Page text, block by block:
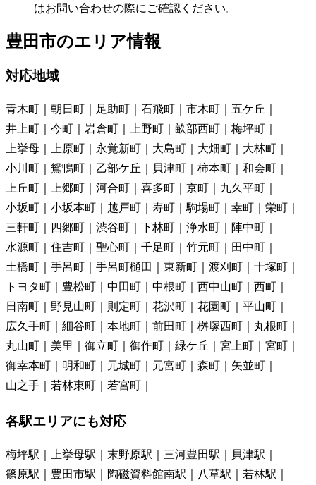
はお問い合わせの際にご確認ください。
豊田市のエリア情報
対応地域
青木町 朝日町 足助町 石飛町 市木町
五ケ丘
井上町
今町 岩倉町 上野町 畝部西町
梅坪町
上挙母
上原町 永覚新町 大島町 大畑町
大林町
小川町
鴛鴨町 乙部ケ丘 貝津町 柿本町
和会町
上丘町
上郷町 河合町 喜多町 京町
九久平町
小坂町
小坂本町 越戸町 寿町 駒場町 幸町
栄町
三軒町
四郷町 渋谷町 下林町 浄水町
陣中町
水源町
住吉町 聖心町 千足町 竹元町
田中町
土橋町
手呂町 手呂町樋田 東新町 渡刈町
十塚町
トヨタ町
豊松町 中田町 中根町 西中山町
西町
日南町
野見山町 則定町 花沢町 花園町
平山町
広久手町
細谷町 本地町 前田町 桝塚西町
丸根町
丸山町
美里 御立町 御作町 緑ケ丘 宮上町
宮町
御幸本町
明和町 元城町 元宮町 森町
矢並町
山之手
若林東町 若宮町
各駅エリアにも対応
梅坪駅 上挙母駅 末野原駅 三河豊田駅
貝津駅
篠原駅
豊田市駅 陶磁資料館南駅 八草駅
若林駅